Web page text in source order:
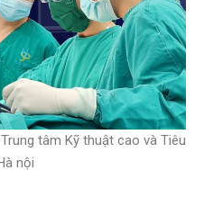
tâm Kỹ thuật cao và Tiêu
nội